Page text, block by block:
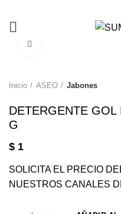
Inicio ASEO Jabones
DETERGENTE
G
$ 1
SOLICITA EL PRECIO
NUESTROS CANALES